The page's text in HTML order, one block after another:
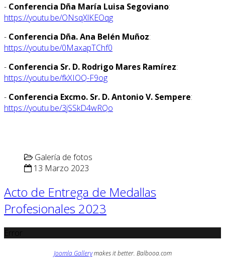
- Conferencia Dña María Luisa Segoviano:
https://youtu.be/ONsqXlKEOqg
- Conferencia Dña. Ana Belén Muñoz:
https://youtu.be/0MaxapTChf0
- Conferencia Sr. D. Rodrigo Mares Ramírez:
https://youtu.be/fkXIOQ-F9og
- Conferencia Excmo. Sr. D. Antonio V. Sempere:
https://youtu.be/3jSSkD4wRQo
Galería de fotos
13 Marzo 2023
Acto de Entrega de Medallas
Profesionales 2023
Joomla Gallerymakes it better. Balbooa.com